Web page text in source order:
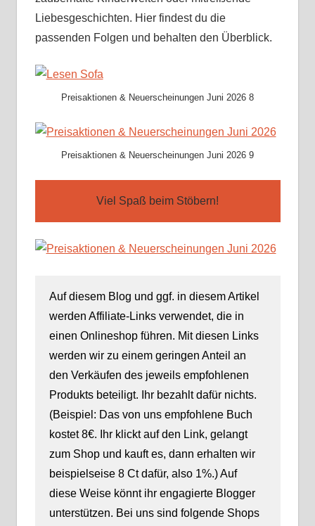
Liebesgeschichten. Hier findest du die
passenden Folgen und behalten den Überblick.
Preisaktionen & Neuerscheinungen Juni 2026 8
Preisaktionen & Neuerscheinungen Juni 2026 9
Viel Spaß beim Stöbern!
Auf diesem Blog und ggf. in diesem Artikel
werden Affiliate-Links verwendet, die in
einen Onlineshop führen. Mit diesen Links
werden wir zu einem geringen Anteil an
den Verkäufen des jeweils empfohlenen
Produkts beteiligt. Ihr bezahlt dafür nichts.
(Beispiel: Das von uns empfohlene Buch
kostet 8€. Ihr klickt auf den Link, gelangt
zum Shop und kauft es, dann erhalten wir
beispielseise 8 Ct dafür, also 1%.) Auf
diese Weise könnt ihr engagierte Blogger
unterstützen. Bei uns sind folgende Shops